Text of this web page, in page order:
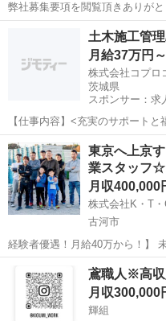
弊社募集要項を閲覧頂きありが
ラント内の 足場組立、解体を行っております。
新しい仲間を 募集しております
が フォロ...
鳶職
土木施工管
月給37万円
株式会社コプロ
茨城県
スポンサー：求
【仕事内容】<充実のサポート
かせるお仕事 大手で安心して働
が活躍されています アピールポ
社会インフラを支えるやりがい...
正社員
東京へ上京
業スタッフ☆
月収400,000
株式会社K・T・
古河市
経験者優遇！月給40万から！】 未経験
都内を中心にマンションの改修
鳶職
鳶職人※高
月収300,000
輝組